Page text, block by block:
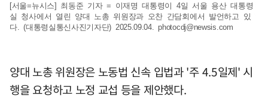
[서울=뉴시스] 최동준 기자 = 이재명 대통령이 4일 서울 용산 대통령
실 청사에서 열린 양대 노총 위원장과 오찬 간담회에서 발언하고 있
다. (대통령실통신사진기자단) 2025.09.04.photocdj@newsis.com
양대 노총 위원장은 노동법 신속 입법과 '주 4.5일제' 시
행을 요청하고 노정 교섭 등을 제안했다.